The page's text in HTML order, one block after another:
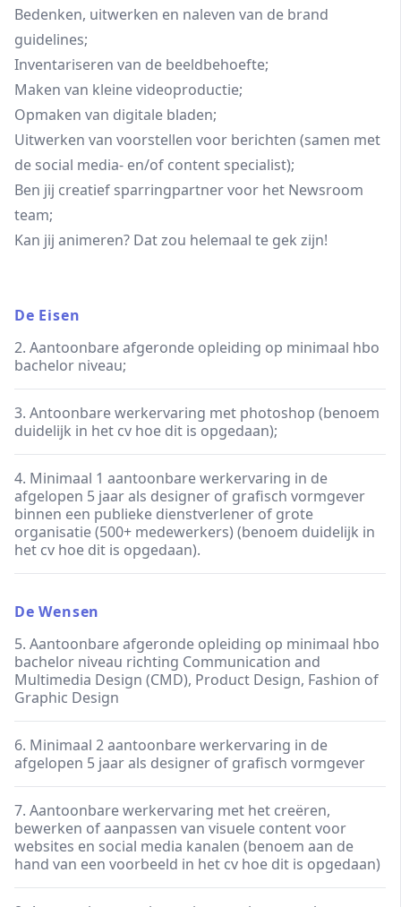
Bedenken, uitwerken en naleven van de brand
guidelines;
Inventariseren van de beeldbehoefte;
Maken van kleine videoproductie;
Opmaken van digitale bladen;
Uitwerken van voorstellen voor berichten (samen met
de social media- en/of content specialist);
Ben jij creatief sparringpartner voor het Newsroom
team;
Kan jij animeren? Dat zou helemaal te gek zijn!
De Eisen
2. Aantoonbare afgeronde opleiding op minimaal hbo
bachelor niveau;
3. Antoonbare werkervaring met photoshop (benoem
duidelijk in het cv hoe dit is opgedaan);
4. Minimaal 1 aantoonbare werkervaring in de
afgelopen 5 jaar als designer of grafisch vormgever
binnen een publieke dienstverlener of grote
organisatie (500+ medewerkers) (benoem duidelijk in
het cv hoe dit is opgedaan).
De Wensen
5. Aantoonbare afgeronde opleiding op minimaal hbo
bachelor niveau richting Communication and
Multimedia Design (CMD), Product Design, Fashion of
Graphic Design
6. Minimaal 2 aantoonbare werkervaring in de
afgelopen 5 jaar als designer of grafisch vormgever
7. Aantoonbare werkervaring met het creëren,
bewerken of aanpassen van visuele content voor
websites en social media kanalen (benoem aan de
hand van een voorbeeld in het cv hoe dit is opgedaan)